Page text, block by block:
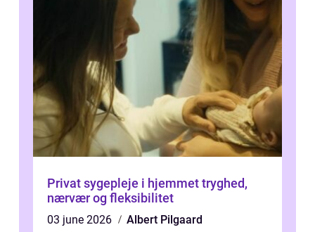
Privat sygepleje i hjemmet tryghed,
nærvær og fleksibilitet
03 june 2026
Albert Pilgaard